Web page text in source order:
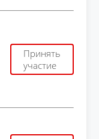
Принять
участие